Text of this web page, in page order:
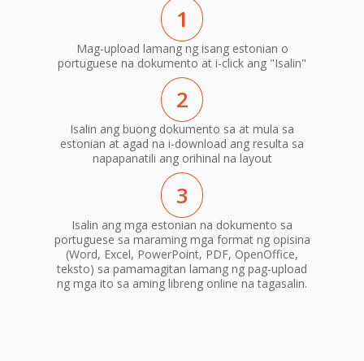
1
Mag-upload lamang ng isang estonian o
portuguese na dokumento at i-click ang "Isalin"
2
Isalin ang buong dokumento sa at mula sa
estonian at agad na i-download ang resulta sa
napapanatili ang orihinal na layout
3
Isalin ang mga estonian na dokumento sa
portuguese sa maraming mga format ng opisina
(Word, Excel, PowerPoint, PDF, OpenOffice,
teksto) sa pamamagitan lamang ng pag-upload
ng mga ito sa aming libreng online na tagasalin.